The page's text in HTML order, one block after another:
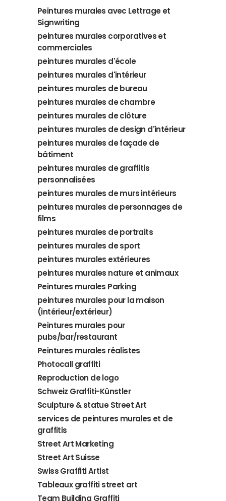
Peintures murales avec Lettrage et
Signwriting
peintures murales corporatives et
commerciales
peintures murales d'école
peintures murales d'intérieur
peintures murales de bureau
peintures murales de chambre
peintures murales de clôture
peintures murales de design d'intérieur
peintures murales de façade de
bâtiment
peintures murales de graffitis
personnalisées
peintures murales de murs intérieurs
peintures murales de personnages de
films
peintures murales de portraits
peintures murales de sport
peintures murales extérieures
peintures murales nature et animaux
Peintures murales Parking
peintures murales pour la maison
(intérieur/extérieur)
Peintures murales pour
pubs/bar/restaurant
Peintures murales réalistes
Photocall graffiti
Reproduction de logo
Schweiz Graffiti-Künstler
Sculpture & statue Street Art
services de peintures murales et de
graffitis
Street Art Marketing
Street Art Suisse
Swiss Graffiti Artist
Tableaux graffiti street art
Team Building Graffiti